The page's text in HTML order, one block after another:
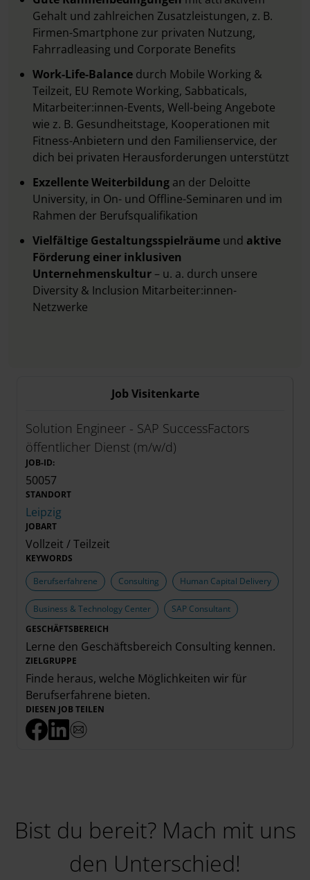
Gehalt und zahlreichen Zusatzleistungen, z. B.
Firmen-Smartphone zur privaten Nutzung,
Fahrradleasing und Corporate Benefits
Work-Life-Balance durch Mobile Working &
Teilzeit, EU Remote Working, Sabbaticals,
Mitarbeiter:innen-Events, Well-being Angebote
wie z. B. Gesundheitstage, Kooperationen mit
Fitness-Anbietern und den Familienservice, der
dich bei privaten Herausforderungen unterstützt
Exzellente Weiterbildung an der Deloitte
University, in On- und Offline-Seminaren und im
Rahmen der Berufsqualifikation
Vielfältige Gestaltungsspielräume und aktive
Förderung einer inklusiven
Unternehmenskultur – u. a. durch unsere
Diversity & Inclusion Mitarbeiter:innen-
Netzwerke
Job Visitenkarte
Solution Engineer - SAP SuccessFactors
öffentlicher Dienst (m/w/d)
JOB-ID:
50057
STANDORT
Leipzig
JOBART
Vollzeit / Teilzeit
KEYWORDS
Berufserfahrene
Consulting Human Capital Delivery
Business & Technology Center
SAP Consultant
GESCHÄFTSBEREICH
Lerne den Geschäftsbereich Consulting kennen.
ZIELGRUPPE
Finde heraus, welche Möglichkeiten wir für
Berufserfahrene bieten.
DIESEN JOB TEILEN
Bist du bereit? Mach mit uns
den Unterschied!